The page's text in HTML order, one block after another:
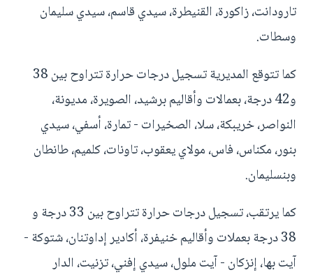
تارودانت، زاكورة، القنيطرة، سيدي قاسم، سيدي سليمان
وسطات.
كما تتوقع المديرية تسجيل درجات حرارة تتراوح بين 38
و42 درجة، بعمالات وأقاليم برشيد، الصويرة، مديونة،
النواصر، خريبكة، سلا، الصخيرات - تمارة، أسفي، سيدي
بنور، مكناس، فاس، مولاي يعقوب، تاونات، كلميم، طانطان
وبنسليمان.
كما يرتقب، تسجيل درجات حرارة تتراوح بين 33 درجة و
38 درجة بعملات وأقاليم خنيفرة، أكادير إداوتنان، شتوكة -
آيت بها، إنزكان - آيت ملول، سيدي إفني، تزنيت، الدار